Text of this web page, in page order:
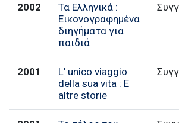
2002
Τα Ελληνικά :
Εικονογραφημένα
διηγήματα για
παιδιά
2001
L' unico viaggio
della sua vita : E
altre storie